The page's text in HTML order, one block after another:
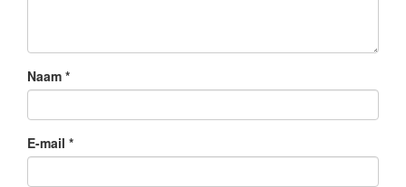
Naam *
E-mail *